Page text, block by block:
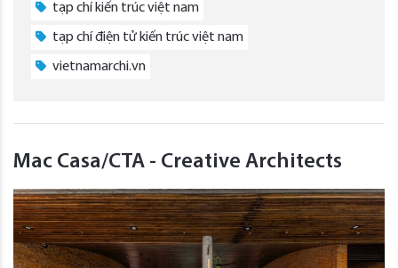
tạp chí kiến trúc việt nam
tạp chí điện tử kiến trúc việt nam
vietnamarchi.vn
Mac Casa/CTA - Creative Architects